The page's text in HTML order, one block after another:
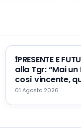
❗️PRESENTE E
alla Tgr: “Mai un
così vincente,
mio errore ed il
01 Agosto 2026